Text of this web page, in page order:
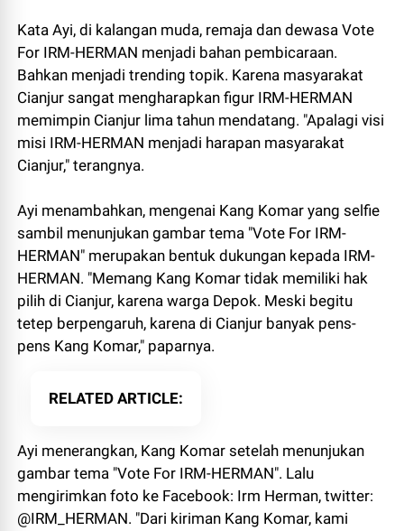
Kata Ayi, di kalangan muda, remaja dan dewasa Vote
For IRM-HERMAN menjadi bahan pembicaraan.
Bahkan menjadi trending topik. Karena masyarakat
Cianjur sangat mengharapkan figur IRM-HERMAN
memimpin Cianjur lima tahun mendatang. "Apalagi visi
misi IRM-HERMAN menjadi harapan masyarakat
Cianjur," terangnya.
Ayi menambahkan, mengenai Kang Komar yang selfie
sambil menunjukan gambar tema "Vote For IRM-
HERMAN" merupakan bentuk dukungan kepada IRM-
HERMAN. "Memang Kang Komar tidak memiliki hak
pilih di Cianjur, karena warga Depok. Meski begitu
tetep berpengaruh, karena di Cianjur banyak pens-
pens Kang Komar," paparnya.
RELATED ARTICLE
Ayi menerangkan, Kang Komar setelah menunjukan
gambar tema "Vote For IRM-HERMAN". Lalu
mengirimkan foto ke Facebook: Irm Herman, twitter:
@IRM_HERMAN. "Dari kiriman Kang Komar, kami